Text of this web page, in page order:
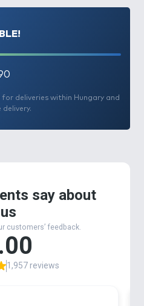
a felhasználóink
javaslatot kaptunk,
kellett választani a
6 változat maradt:
+ pink)
megtalálható
amely mellé került egy
Az is folyamatos vita
A kicsi vagy a Mega?
tettünk mindkettőből
is a halak
for deliveries within Hungary and
delivery.